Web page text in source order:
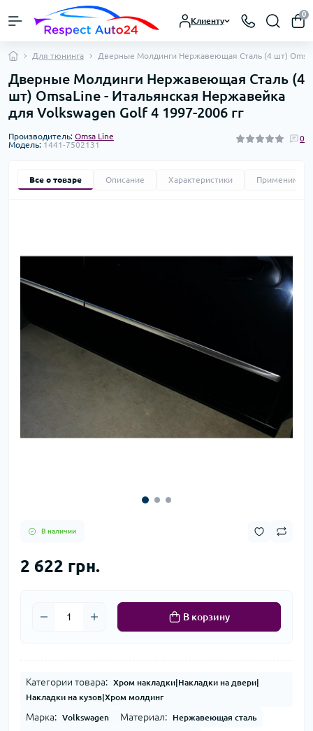
Клиенту
0
Для тюнинга Дверные Молдинги Нержавеющая Сталь (4 шт)
Дверные Молдинги Нержавеющая Сталь (4
шт) OmsaLine - Итальянская Нержавейка
для Volkswagen Golf 4 1997-2006 гг
Производитель: Omsa Line
Модель: 1441-7502131
0
Все о товаре Описание Характеристики
В наличии
2 622 грн.
В корзину
Категории товара:
Хром накладки|Накладки на двери|
Накладки на кузов|Хром молдинг
Марка: Volkswagen Материал: Нержавеющая сталь